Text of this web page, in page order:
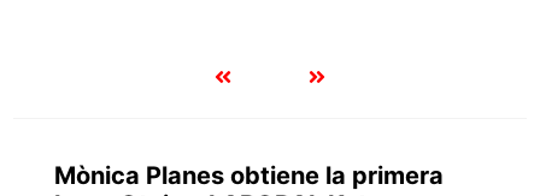
Mònica Planes obtiene la primera